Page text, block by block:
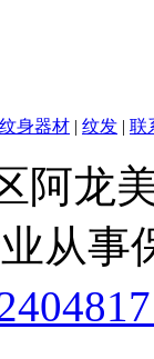
纹身器材 | 纹发 | 联
阿龙
从事